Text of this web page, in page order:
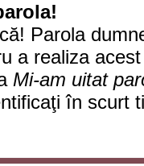
Parola
a realiza
Mi-am uitat
în scurt